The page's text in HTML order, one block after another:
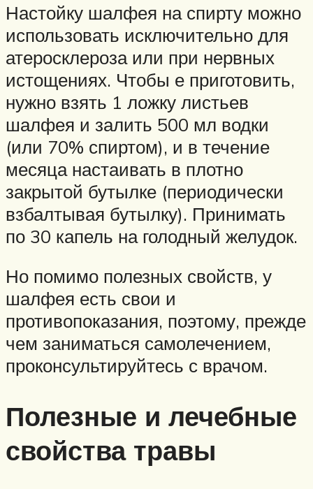
Настойку шалфея на спирту можно
использовать исключительно для
атеросклероза или при нервных
истощениях. Чтобы е приготовить,
нужно взять 1 ложку листьев
шалфея и залить 500 мл водки
(или 70% спиртом), и в течение
месяца настаивать в плотно
закрытой бутылке (периодически
взбалтывая бутылку). Принимать
по 30 капель на голодный желудок.
Но помимо полезных свойств, у
шалфея есть свои и
противопоказания, поэтому, прежде
чем заниматься самолечением,
проконсультируйтесь с врачом.
Полезные и лечебные
свойства травы